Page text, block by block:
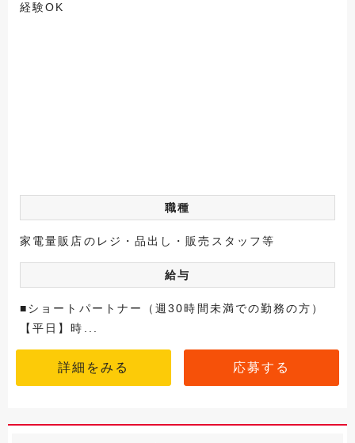
経験OK
職種
家電量販店のレジ・品出し・販売スタッフ等
給与
■ショートパートナー（週30時間未満での勤務の方）
【平日】時...
詳細をみる 応募する